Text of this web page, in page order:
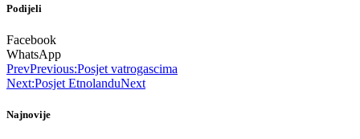
Podijeli
Facebook
WhatsApp
PrevPrevious:Posjet vatrogascima
Next:Posjet EtnolanduNext
Najnovije